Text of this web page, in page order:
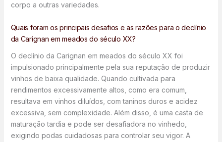
corpo a outras variedades.
Quais foram os principais desafios e as razões para o declínio
da Carignan em meados do século XX?
O declínio da Carignan em meados do século XX foi
impulsionado principalmente pela sua reputação de produzir
vinhos de baixa qualidade. Quando cultivada para
rendimentos excessivamente altos, como era comum,
resultava em vinhos diluídos, com taninos duros e acidez
excessiva, sem complexidade. Além disso, é uma casta de
maturação tardia e pode ser desafiadora no vinhedo,
exigindo podas cuidadosas para controlar seu vigor. A